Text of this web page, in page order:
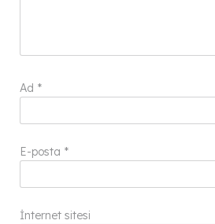
Ad *
E-posta *
İnternet sitesi